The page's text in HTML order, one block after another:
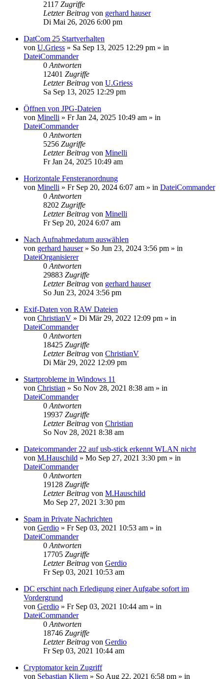
2117 Zugriffe
Letzter Beitrag von gerhard hauser
Di Mai 26, 2026 6:00 pm
DatCom 25 Startverhalten
von U.Griess » Sa Sep 13, 2025 12:29 pm » in
DateiCommander
0 Antworten
12401 Zugriffe
Letzter Beitrag von U.Griess
Sa Sep 13, 2025 12:29 pm
Öffnen von JPG-Dateien
von Minelli » Fr Jan 24, 2025 10:49 am » in
DateiCommander
0 Antworten
5256 Zugriffe
Letzter Beitrag von Minelli
Fr Jan 24, 2025 10:49 am
Horizontale Fensteranordnung
von Minelli » Fr Sep 20, 2024 6:07 am » in DateiCommander
0 Antworten
8202 Zugriffe
Letzter Beitrag von Minelli
Fr Sep 20, 2024 6:07 am
Nach Aufnahmedatum auswählen
von gerhard hauser» So Jun 23, 2024 3:56 pm » in
DateiOrganisierer
0 Antworten
29883 Zugriffe
Letzter Beitrag von gerhard hauser
So Jun 23, 2024 3:56 pm
Exif-Daten von RAW Dateien
von ChristianV » Di Mär 29, 2022 12:09 pm » in
DateiCommander
0 Antworten
18425 Zugriffe
Letzter Beitrag von ChristianV
Di Mär 29, 2022 12:09 pm
Startprobleme in Windows 11
von Christian » So Nov 28, 2021 8:38 am » in
DateiCommander
0 Antworten
19937 Zugriffe
Letzter Beitrag von Christian
So Nov 28, 2021 8:38 am
Dateicommander 22 auf usb-stick erkennt WLAN nicht
von M.Hauschild » Mo Sep 27, 2021 3:30 pm » in
DateiCommander
0 Antworten
19128 Zugriffe
Letzter Beitrag von M.Hauschild
Mo Sep 27, 2021 3:30 pm
Spam in Private Nachrichten
von Gerdio » Fr Sep 03, 2021 10:53 am » in
DateiCommander
0 Antworten
17705 Zugriffe
Letzter Beitrag von Gerdio
Fr Sep 03, 2021 10:53 am
DC erschint nach Erledigung einer Aufgabe sofort im
Vordergrund
von Gerdio » Fr Sep 03, 2021 10:44 am » in
DateiCommander
0 Antworten
18746 Zugriffe
Letzter Beitrag von Gerdio
Fr Sep 03, 2021 10:44 am
Cryptomator kein Zugriff
von Sebastian Kliem » So Aug 22, 2021 6:58 pm » in